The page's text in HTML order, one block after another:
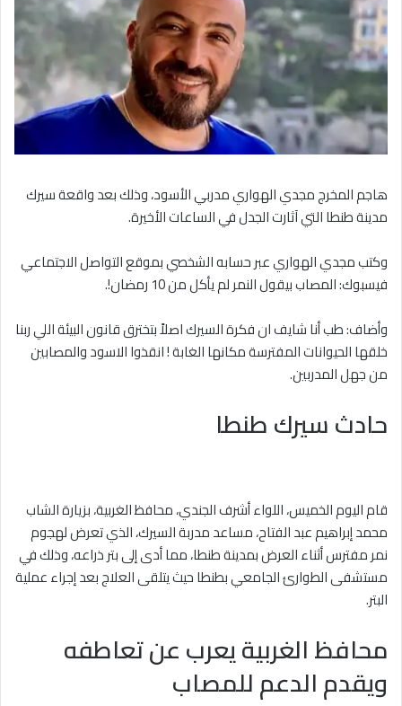
هاجم المخرج مجدي الهواري مدربي الأسود، وذلك بعد واقعة سيرك
مدينة طنطا التي آثارت الجدل في الساعات الأخيرة.
وكتب مجدي الهواري عبر حسابه الشخصي بموقع التواصل الاجتماعي
فيسبوك: المصاب بيقول النمر لم يأكل من 10 رمضان!.
وأضاف: طب أنا شايف ان فكرة السيرك اصلاً بتخترق قانون البيئة اللي ربنا
خلقها الحيوانات المفترسة مكانها الغابة ! انقذوا الاسود والمصابين
من جهل المدربين.
حادث سيرك طنطا
قام اليوم الخميس، اللواء أشرف الجندي، محافظ الغربية، بزيارة الشاب
محمد إبراهيم عبد الفتاح، مساعد مدربة السيرك، الذي تعرض لهجوم
نمر مفترس أثناء العرض بمدينة طنطا، مما أدى إلى بتر ذراعه، وذلك في
مستشفى الطوارئ الجامعي بطنطا حيث يتلقى العلاج بعد إجراء عملية
البتر.
محافظ الغربية يعرب عن تعاطفه
ويقدم الدعم للمصاب